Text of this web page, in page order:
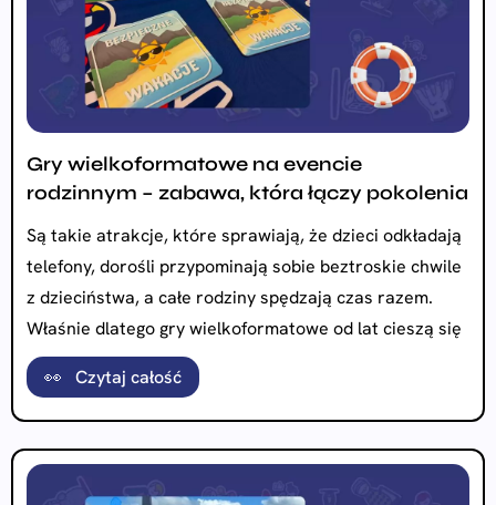
Gry wielkoformatowe na evencie
rodzinnym – zabawa, która łączy pokolenia
Są takie atrakcje, które sprawiają, że dzieci odkładają
telefony, dorośli przypominają sobie beztroskie chwile
z dzieciństwa, a całe rodziny spędzają czas razem.
Właśnie dlatego gry wielkoformatowe od lat cieszą się
👀 Czytaj całość